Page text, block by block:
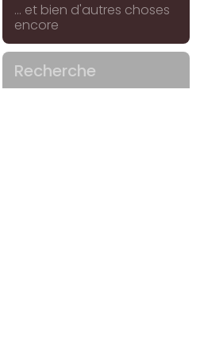
... et bien d'autres choses
encore
Recherche